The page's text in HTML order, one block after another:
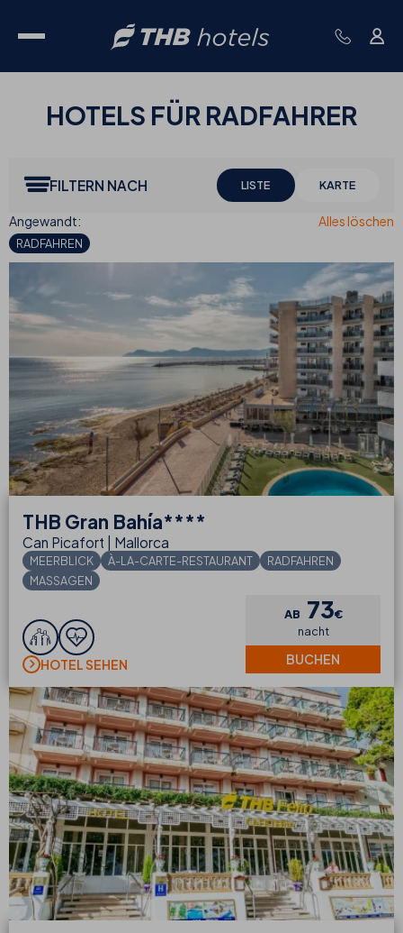
HOTELS FÜR RADFAHRER
FILTERN NACH LISTE KARTE
RADFAHREN
THB Gran Bahía****
Can Picafort | Mallorca
MEERBLICK À-LA-CARTE-RESTAURANT
RADFAHREN
MASSAGEN
HOTEL SEHEN
AB 73€
nacht
BUCHEN